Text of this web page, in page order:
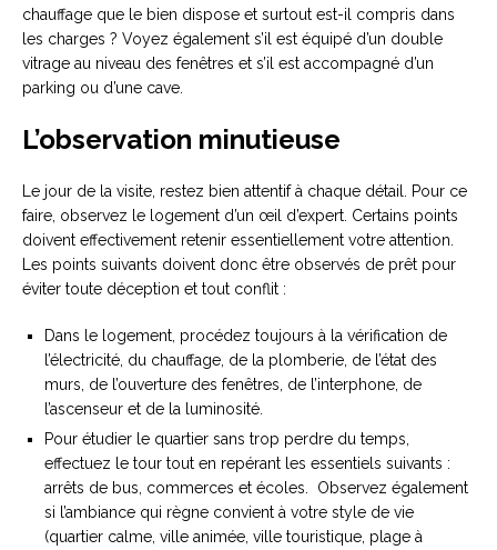
chauffage que le bien dispose et surtout est-il compris dans
les charges ? Voyez également s’il est équipé d’un double
vitrage au niveau des fenêtres et s’il est accompagné d’un
parking ou d’une cave.
L’observation minutieuse
Le jour de la visite, restez bien attentif à chaque détail. Pour ce
faire, observez le logement d’un œil d’expert. Certains points
doivent effectivement retenir essentiellement votre attention.
Les points suivants doivent donc être observés de prêt pour
éviter toute déception et tout conflit :
Dans le logement, procédez toujours à la vérification de
l’électricité, du chauffage, de la plomberie, de l’état des
murs, de l’ouverture des fenêtres, de l’interphone, de
l’ascenseur et de la luminosité.
Pour étudier le quartier sans trop perdre du temps,
effectuez le tour tout en repérant les essentiels suivants :
arrêts de bus, commerces et écoles. Observez également
si l’ambiance qui règne convient à votre style de vie
(quartier calme, ville animée, ville touristique, plage à